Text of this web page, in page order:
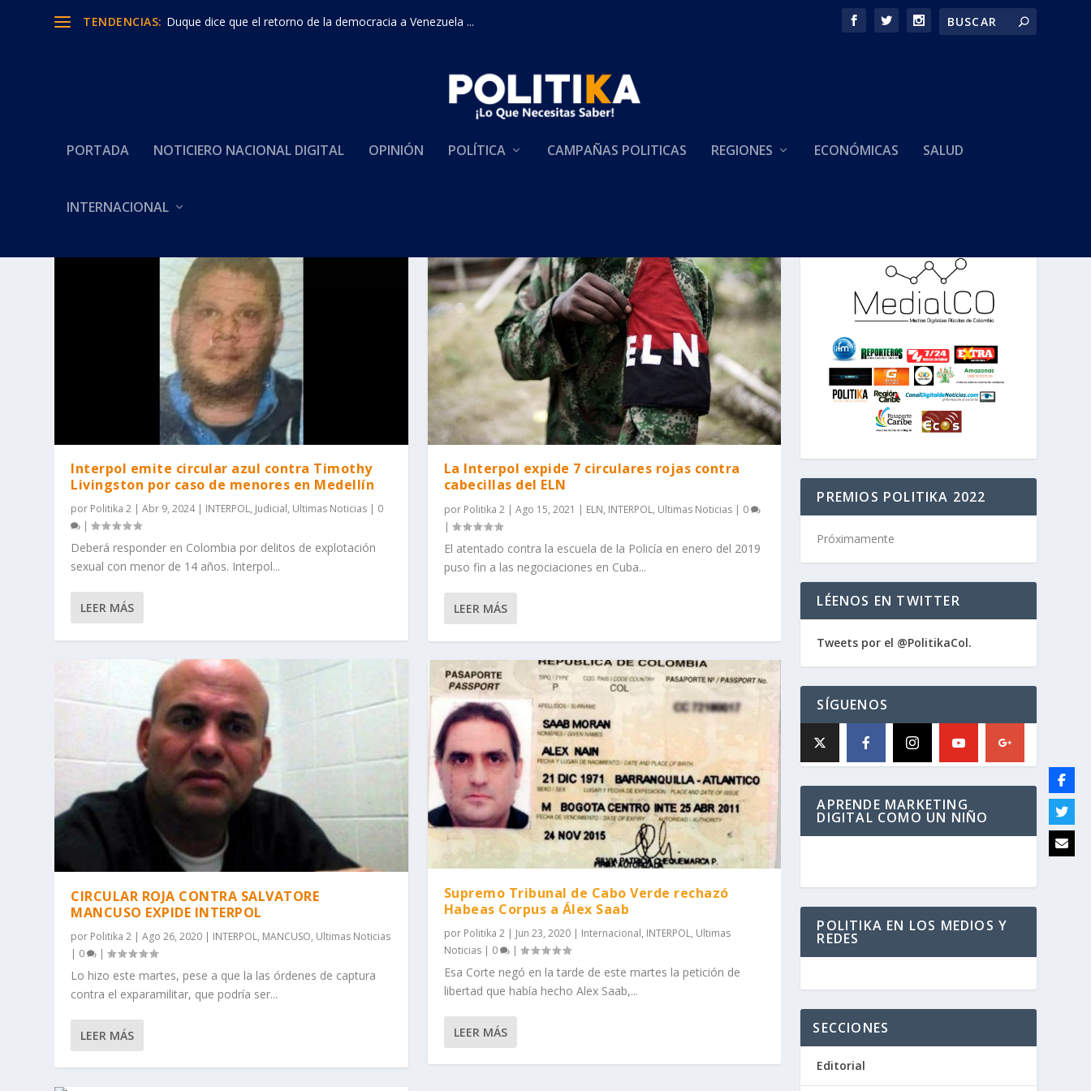
TENDENCIAS: Duque dice que el retorno de la democracia a Venezuela ...
PORTADA NOTICIERO NACIONAL DIGITAL OPINIÓN POLÍTICA CAMPAÑAS POLITICAS REGIONES ECONÓMICAS SALUD
INTERNACIONAL
Categoría: INTERPOL
Interpol emite circular azul contra Timothy
Livingston por caso de menores en Medellín
por Politika 2 |Abr 9, 2024| INTERPOL, Judicial, Ultimas Noticias | 0
|
Deberá responder en Colombia por delitos de explotación
sexual con menor de 14 años. Interpol...
LEER MÁS
CIRCULAR ROJA CONTRA SALVATORE
MANCUSO EXPIDE INTERPOL
por Politika 2 |Ago 26, 2020 | INTERPOL, MANCUSO, Ultimas Noticias
| 0 |
Lo hizo este martes, pese a que la las órdenes de captura
contra el exparamilitar, que podría ser...
LEER MÁS
La Interpol expide 7 circulares rojas contra
cabecillas del ELN
por Politika 2| Ago 15, 2021 | ELN, INTERPOL, Ultimas Noticias| 0
|
El atentado contra la escuela de la Policía en enero del 2019
puso fin a las negociaciones en Cuba...
LEER MÁS
Supremo Tribunal de Cabo Verde rechazó
Habeas Corpus a Álex Saab
por Politika 2| Jun 23, 2020| Internacional, INTERPOL, Ultimas
Noticias| 0 |
Esa Corte negó en la tarde de este martes la petición de
libertad que había hecho Alex Saab,...
LEER MÁS
PREMIOS POLITIKA 2022
Próximamente
LÉENOS EN TWITTER
Tweets por el @PolitikaCol.
SÍGUENOS
APRENDE MARKETING
DIGITAL COMO UN NIÑO
POLITIKA EN LOS MEDIOS Y
REDES
SECCIONES
Editorial